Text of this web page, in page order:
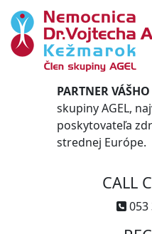
PARTNER
skupiny AGEL,
poskytovateľa
strednej Európe.
CALL
053